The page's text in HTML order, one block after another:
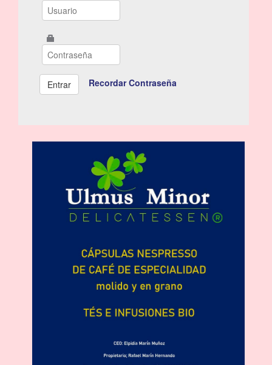
Recordar Contraseña